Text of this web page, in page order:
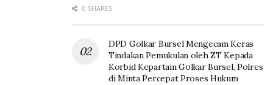
0 SHARES
DPD Golkar Bursel Mengecam Keras
Tindakan Pemukulan oleh ZT Kepada
Korbid Kepartain Golkar Bursel, Polres
di Minta Percepat Proses Hukum